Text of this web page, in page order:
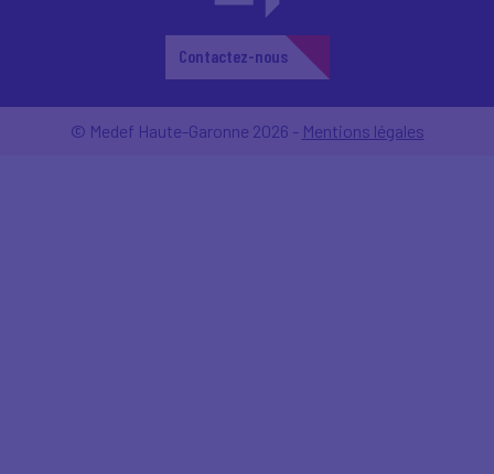
Contactez-nous
© Medef Haute-Garonne 2026 - Mentions légales